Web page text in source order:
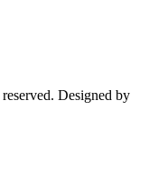
Designed by